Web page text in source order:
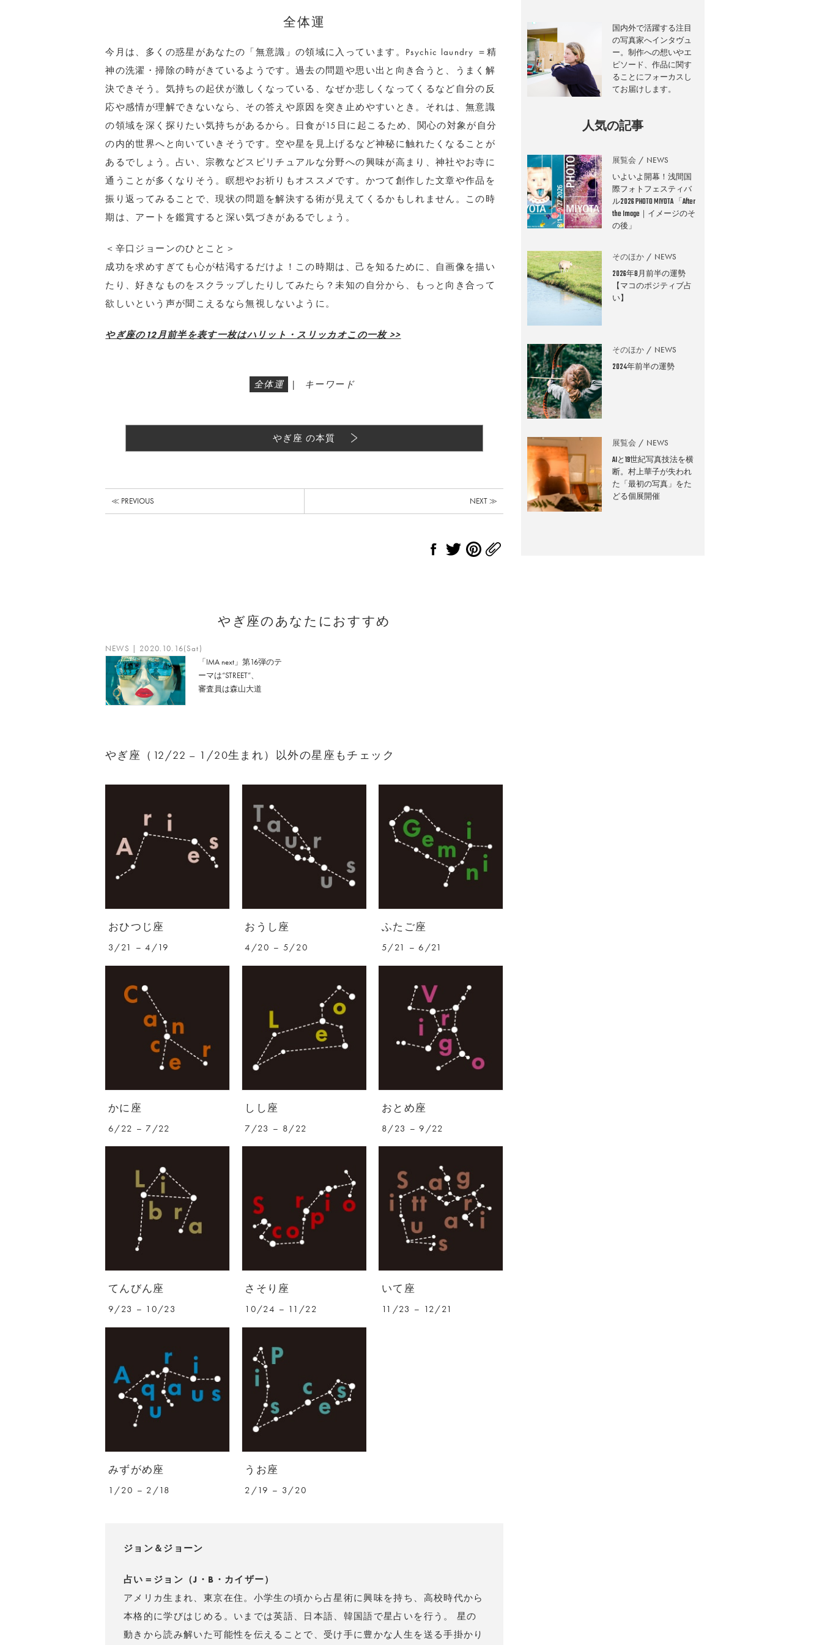
全体運
今月は、多くの惑星があなたの「無意識」の領域に入っています。Psychic laundry ＝精
神の洗濯・掃除の時がきているようです。過去の問題や思い出と向き合うと、うまく解
決できそう。気持ちの起伏が激しくなっている、なぜか悲しくなってくるなど自分の反
応や感情が理解できないなら、その答えや原因を突き止めやすいとき。それは、無意識
の領域を深く探りたい気持ちがあるから。日食が15日に起こるため、関心の対象が自分
の内的世界へと向いていきそうです。空や星を見上げるなど神秘に触れたくなることが
あるでしょう。占い、宗教などスピリチュアルな分野への興味が高まり、神社やお寺に
通うことが多くなりそう。瞑想やお祈りもオススメです。かつて創作した文章や作品を
振り返ってみることで、現状の問題を解決する術が見えてくるかもしれません。この時
期は、アートを鑑賞すると深い気づきがあるでしょう。
＜辛口ジョーンのひとこと＞
成功を求めすぎても心が枯渇するだけよ！この時期は、己を知るために、自画像を描い
たり、好きなものをスクラップしたりしてみたら？未知の自分から、もっと向き合って
欲しいという声が聞こえるなら無視しないように。
やぎ座の12月前半を表す一枚はハリット・スリッカオこの一枚 >>
全体運 | キーワード
やぎ座 の本質
≪ PREVIOUS NEXT ≫
やぎ座のあなたにおすすめ
NEWS | 2020.10.16(Sat)
「IMA next」第16弾のテ
ーマは“STREET”、
審査員は森山大道
やぎ座（12/22 – 1/20生まれ）以外の星座もチェック
おひつじ座
3/21 – 4/19
おうし座
4/20 – 5/20
ふたご座
5/21 – 6/21
かに座
6/22 – 7/22
しし座
7/23 – 8/22
おとめ座
8/23 – 9/22
てんびん座
9/23 – 10/23
さそり座
10/24 – 11/22
いて座
11/23 – 12/21
みずがめ座
1/20 – 2/18
うお座
2/19 – 3/20
ジョン＆ジョーン
占い＝ジョン（J・B・カイザー）
アメリカ生まれ、東京在住。小学生の頃から占星術に興味を持ち、高校時代から
本格的に学びはじめる。いまでは英語、日本語、韓国語で星占いを行う。 星の
動きから読み解いた可能性を伝えることで、受け手に豊かな人生を送る手掛かり
国内外で活躍する注目
の写真家へインタヴュ
ー。制作への想いやエ
ピソード、作品に関す
ることにフォーカスし
てお届けします。
人気の記事
展覧会 NEWS
いよいよ開幕！浅間国
際フォトフェスティバ
ル2026 PHOTO MIYOTA 「After
the Image｜イメージのそ
の後」
そのほか NEWS
2026年8月前半の運勢
【マコのポジティブ占
い】
そのほか NEWS
2024年前半の運勢
展覧会 NEWS
AIと19世紀写真技法を横
断。村上華子が失われ
た「最初の写真」をた
どる個展開催